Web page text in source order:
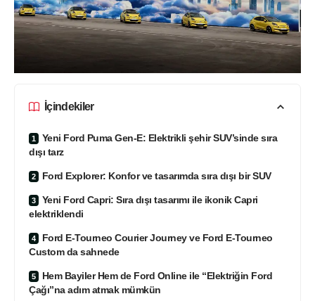
İçindekiler
Yeni Ford Puma Gen-E: Elektrikli şehir SUV’sinde sıra
dışı tarz
Ford Explorer: Konfor ve tasarımda sıra dışı bir SUV
Yeni Ford Capri: Sıra dışı tasarımı ile ikonik Capri
elektriklendi
Ford E-Tourneo Courier Journey ve Ford E-Tourneo
Custom da sahnede
Hem Bayiler Hem de Ford Online ile “Elektriğin Ford
Çağı”na adım atmak mümkün